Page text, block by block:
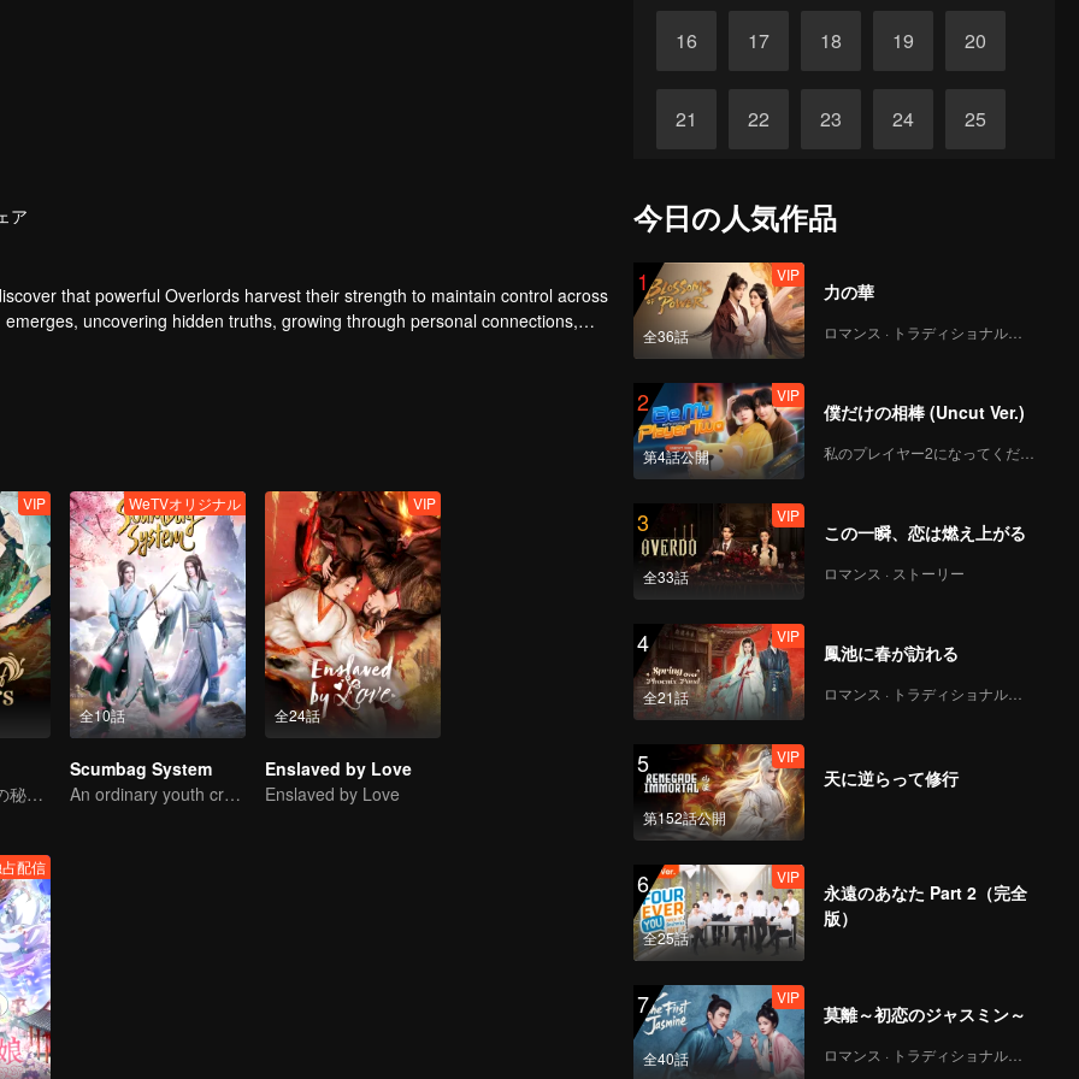
16 17 18 19 20
21 22 23 24 25
ア
that powerful Overlords harvest their strength to maintain control across
uncovering hidden truths, growing through personal connections,
VIP
三河の謎、輪廻の秘密が解き明かされる
全10話
WeTVオリジナル
Scumbag System
An ordinary youth crossing as a villain into the book and abusing the hero!
全24話
VIP
Enslaved by Love
Enslaved by Love
配信
今日の人気作品
1
全36話
VIP
力の華
ロマンス · トラディショナル・コスチューム
2
第4話公開
VIP
僕だけの相棒 (Uncut Ver.)
私のプレイヤー2になってください
3
全33話
VIP
この一瞬、恋は燃え上がる
ロマンス · ストーリー
4
全21話
VIP
鳳池に春が訪れる
ロマンス · トラディショナル・コスチューム
5
第152話公開
VIP
天に逆らって修行
6
全25話
VIP
永遠のあなた Part 2（完全
版）
7
全40話
VIP
莫離～初恋のジャスミン～
ロマンス · トラディショナル・コスチューム